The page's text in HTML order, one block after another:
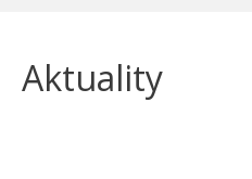
Aktuality